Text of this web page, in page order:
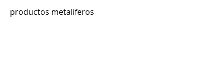
productos metaliferos